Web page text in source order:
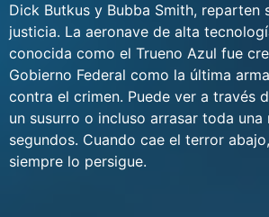
Dick Butkus y Bubba Smith, reparten
justicia. La aeronave de alta
conocida como el Trueno Azul fue
Gobierno Federal como la última
contra el crimen. Puede ver a través
un susurro o incluso arrasar toda una
segundos. Cuando cae el terror
siempre lo persigue.